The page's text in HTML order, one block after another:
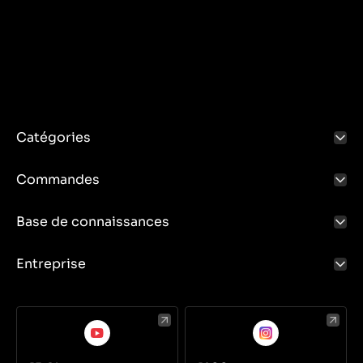
Catégories
Commandes
Base de connaissances
Entreprise